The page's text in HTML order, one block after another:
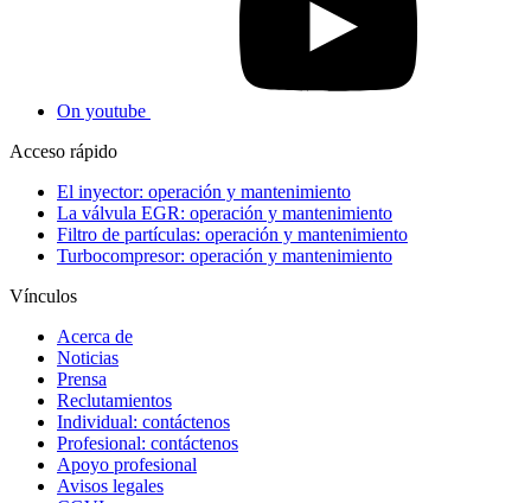
On youtube
Acceso rápido
El inyector: operación y mantenimiento
La válvula EGR: operación y mantenimiento
Filtro de partículas: operación y mantenimiento
Turbocompresor: operación y mantenimiento
Vínculos
Acerca de
Noticias
Prensa
Reclutamientos
Individual: contáctenos
Profesional: contáctenos
Apoyo profesional
Avisos legales